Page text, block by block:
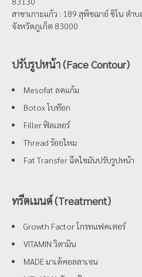
สาขาเกาะแก้ว : 189 สุพิชฌาย์ ชิโน ตำบ
จังหวัดภูเก็ต 83000
ปรับรูปหน้า (Face Contour)
Mesofat ลดแก้ม
Botox โบท๊อก
Filler ฟิลเลอร์
Thread ร้อยไหม
Fat Transfer ฉีดไขมันปรับรูปหน้า
ทรีตเมนต์ (Treatment)
Growth Factor โกรทแฟคเตอร์
VITAMIN วิตามิน
MADE มาเด้คอลลาเจน